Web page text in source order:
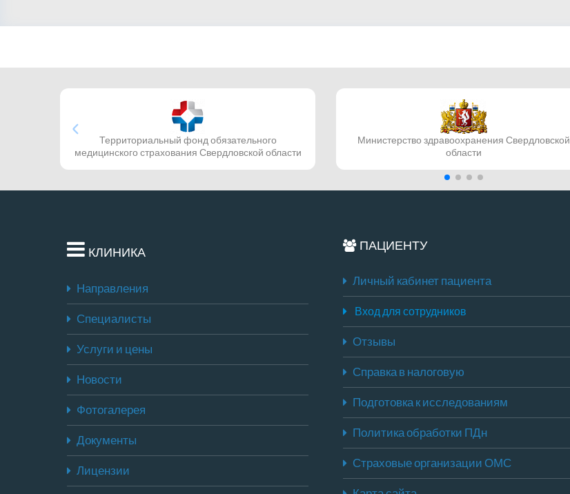
Территориальный фонд обязательного
медицинского страхования Свердловской области
Министерство здравоохранения Свердловской
области
КЛИНИКА
Направления
Специалисты
Услуги и цены
Новости
Фотогалерея
Документы
Лицензии
ПАЦИЕНТУ
Личный кабинет пациента
Вход для сотрудников
Отзывы
Справка в налоговую
Подготовка к исследованиям
Политика обработки ПДн
Страховые организации ОМС